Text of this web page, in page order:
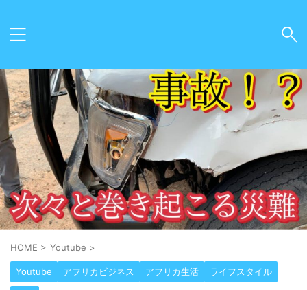
HOME > Youtube >
Youtube アフリカビジネス アフリカ生活 ライフスタイル